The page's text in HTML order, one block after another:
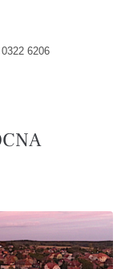
6206